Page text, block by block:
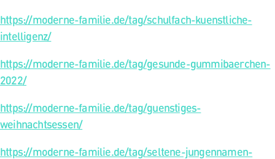
https://moderne-familie.de/tag/schulfach-kuenstliche-
intelligenz/
https://moderne-familie.de/tag/gesunde-gummibaerchen-
2022/
https://moderne-familie.de/tag/guenstiges-
weihnachtsessen/
https://moderne-familie.de/tag/seltene-jungennamen-